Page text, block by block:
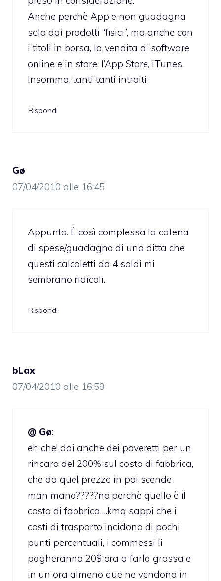
Anche perchè Apple non guadagna
solo dai prodotti “fisici”, ma anche con
i titoli in borsa, la vendita di software
online e in store, l’App Store, iTunes..
Insomma, tanti tanti introiti!
Rispondi
Gø
07/04/2010 alle 16:45
Appunto. È così complessa la catena
di spese/guadagno di una ditta che
questi calcoletti da 4 soldi mi
sembrano ridicoli.
Rispondi
bLax
07/04/2010 alle 16:59
@ Gø:
eh che! dai anche dei poveretti per un
rincaro del 200% sul costo di fabbrica,
che da quel prezzo in poi scende
man mano?????no perchè quello è il
costo di fabbrica….kmq sappi che i
costi di trasporto incidono di pochi
punti percentuali, i commessi li
pagheranno 20$ ora a farla grossa e
in un ora almeno due ne vendono in